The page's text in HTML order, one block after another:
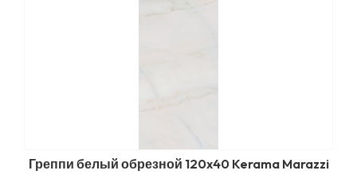
Греппи белый обрезной 120x40 Kerama Marazzi